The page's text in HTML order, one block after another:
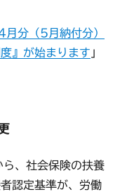
分（5月納付分）
』が始まります 」
、社会保険の扶養
認定基準が、労働